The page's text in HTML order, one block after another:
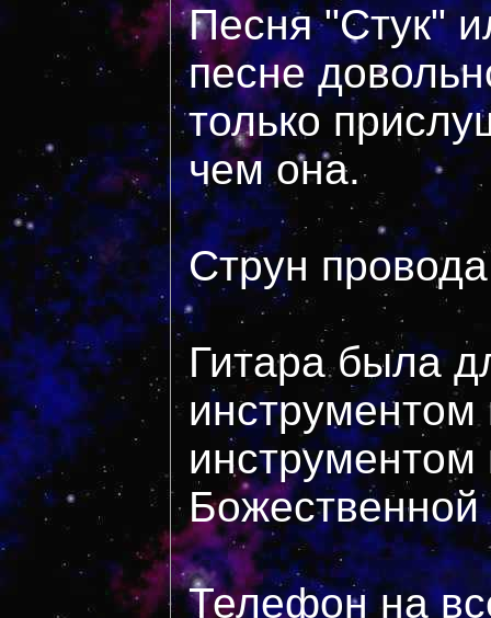
Песня "Стук"
песне
только
чем она.
Струн
Гитара была
инструментом
инструментом
Телефон на